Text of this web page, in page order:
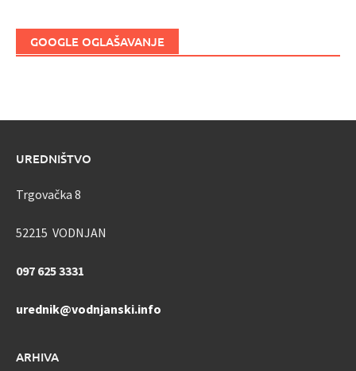
GOOGLE OGLAŠAVANJE
UREDNIŠTVO
Trgovačka 8
52215 VODNJAN
097 625 3331
urednik@vodnjanski.info
ARHIVA